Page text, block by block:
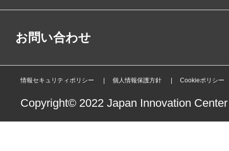
お問い合わせ
情報セキュリティポリシー 個人情報保護方針 Cookieポリシー
Copyright© 2022 Japan Innovation